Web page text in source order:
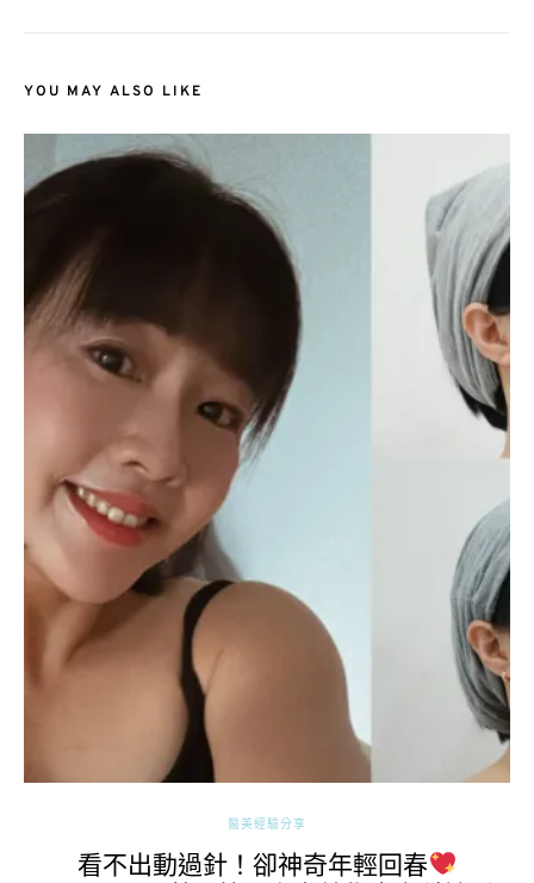
YOU MAY ALSO LIKE
醫美經驗分享
看不出動過針！卻神奇年輕回春